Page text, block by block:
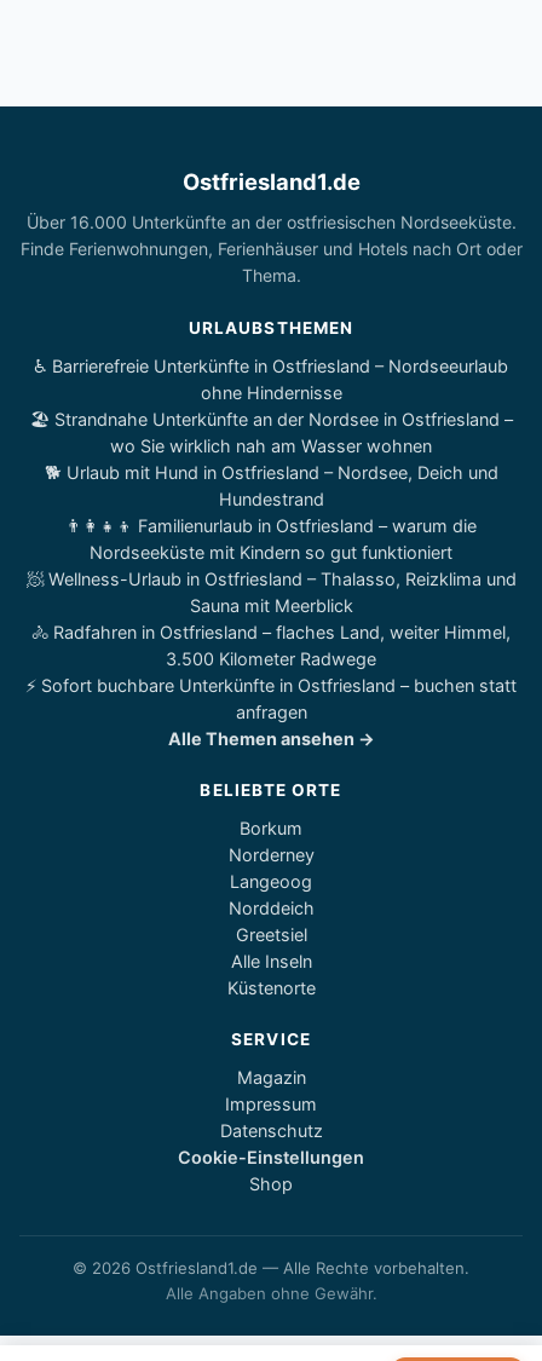
Ostfriesland1.de
Über 16.000 Unterkünfte an der ostfriesischen Nordseeküste.
Finde Ferienwohnungen, Ferienhäuser und Hotels nach Ort oder
Thema.
URLAUBSTHEMEN
♿ Barrierefreie Unterkünfte in Ostfriesland – Nordseeurlaub
ohne Hindernisse
🏖️ Strandnahe Unterkünfte an der Nordsee in Ostfriesland –
wo Sie wirklich nah am Wasser wohnen
🐕 Urlaub mit Hund in Ostfriesland – Nordsee, Deich und
Hundestrand
👨‍👩‍👧‍👦 Familienurlaub in Ostfriesland – warum die
Nordseeküste mit Kindern so gut funktioniert
🧖 Wellness-Urlaub in Ostfriesland – Thalasso, Reizklima und
Sauna mit Meerblick
🚴 Radfahren in Ostfriesland – flaches Land, weiter Himmel,
3.500 Kilometer Radwege
⚡ Sofort buchbare Unterkünfte in Ostfriesland – buchen statt
anfragen
Alle Themen ansehen →
BELIEBTE ORTE
Borkum
Norderney
Langeoog
Norddeich
Greetsiel
Alle Inseln
Küstenorte
SERVICE
Magazin
Impressum
Datenschutz
Cookie-Einstellungen
Shop
© 2026 Ostfriesland1.de — Alle Rechte vorbehalten.
Alle Angaben ohne Gewähr.